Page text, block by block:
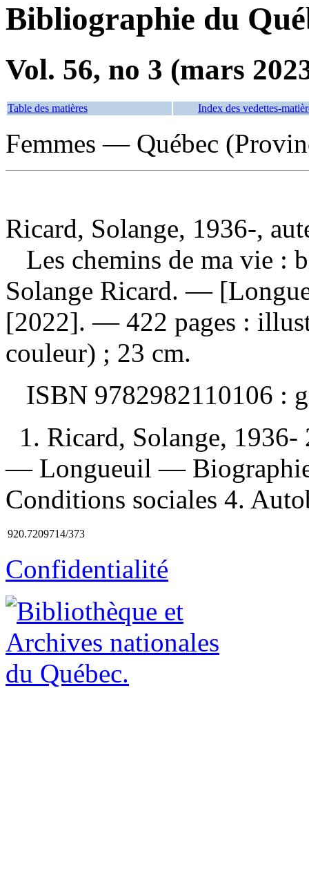
Bibliographie du
Vol. 56, no 3 (mars
Table des matières Index des vedettes-
Femmes — Québec
Ricard, Solange, 1936-,
Les chemins de ma vie :
Solange Ricard. —
[2022]. — 422 pages :
couleur) ; 23 cm.
ISBN 9782982110106 :
1. Ricard, Solange,
— Longueuil —
Conditions sociales 4.
920.7209714/373
Confidentialité